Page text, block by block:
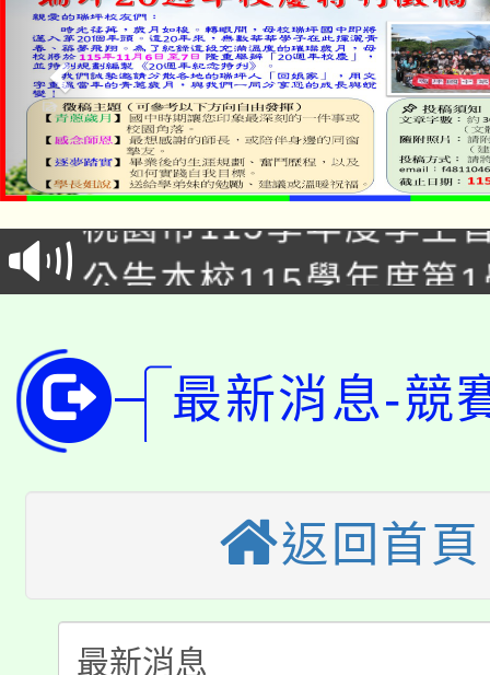
「2026金融保險知識
車」活動
桃園市115學年度學生
生本土語及新住民語歌
公告本校115學年度第
代理(課)教師甄選結果(
轉知中國文化大學推廣
《TA101》溝通分析基
程，歡迎學生輔導中心
心理、諮商輔導、社會
系所師生報名參加。
轉知苗栗縣政府辦理
縣市「校園短影音徵選
門員」簡章及活動海報
踴躍報名參加。
桃園市115學年度學生
「桃園市補助參觀特色
展演活動實施計畫」
115年度「教育部表揚
義教育推展貢獻獎」
「2026 ART TAIPEI臺
最新消息-競
返回首頁